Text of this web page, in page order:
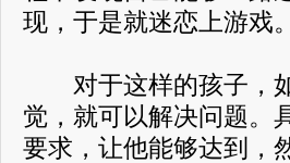
现，于是就迷恋上游戏。
对于这样的孩子，如
觉，就可以解决问题。
要求，让他能够达到，